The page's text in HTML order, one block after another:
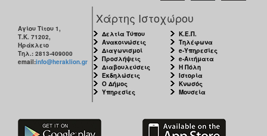
Αγίου Τίτου 1,
Τ.Κ. 71202,
Ηράκλειο
Τηλ.: 2813-409000
email:info@heraklion.gr
Χάρτης Ιστοχώρου
Δελτία Τύπου
Ανακοινώσεις
Διαγωνισμοί
Προσλήψεις
Διαβουλεύσεις
Εκδηλώσεις
Ο Δήμος
Υπηρεσίες
Κ.Ε.Π.
Τηλέφωνα
e-Υπηρεσίες
e-Αιτήματα
Η Πόλη
Ιστορία
Κνωσός
Μουσεία